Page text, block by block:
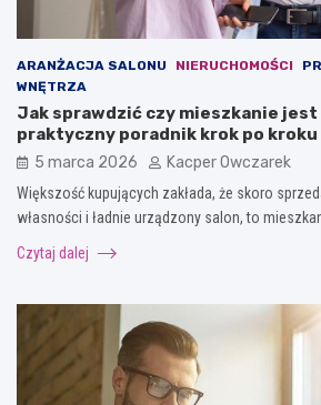
ARANŻACJA SALONU NIERUCHOMOŚCI
WNĘTRZA
Jak sprawdzić czy mieszkanie jest
praktyczny poradnik krok po kroku
5 marca 2026 Kacper Owczarek
Większość kupujących zakłada, że skoro
własności i ładnie urządzony salon, to
Czytaj dalej